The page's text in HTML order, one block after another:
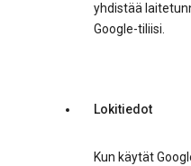
yhdistää
Google-tiliisi.
Lokitiedot
Kun käytät